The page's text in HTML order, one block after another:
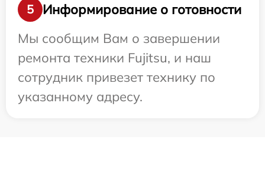
5
Информирование о готовности
Мы сообщим Вам о завершении
ремонта техники Fujitsu, и наш
сотрудник привезет технику по
указанному адресу.